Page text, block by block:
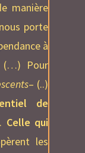
manière
porte
à
(…) Pour
– (..)
de
Celle qui
les